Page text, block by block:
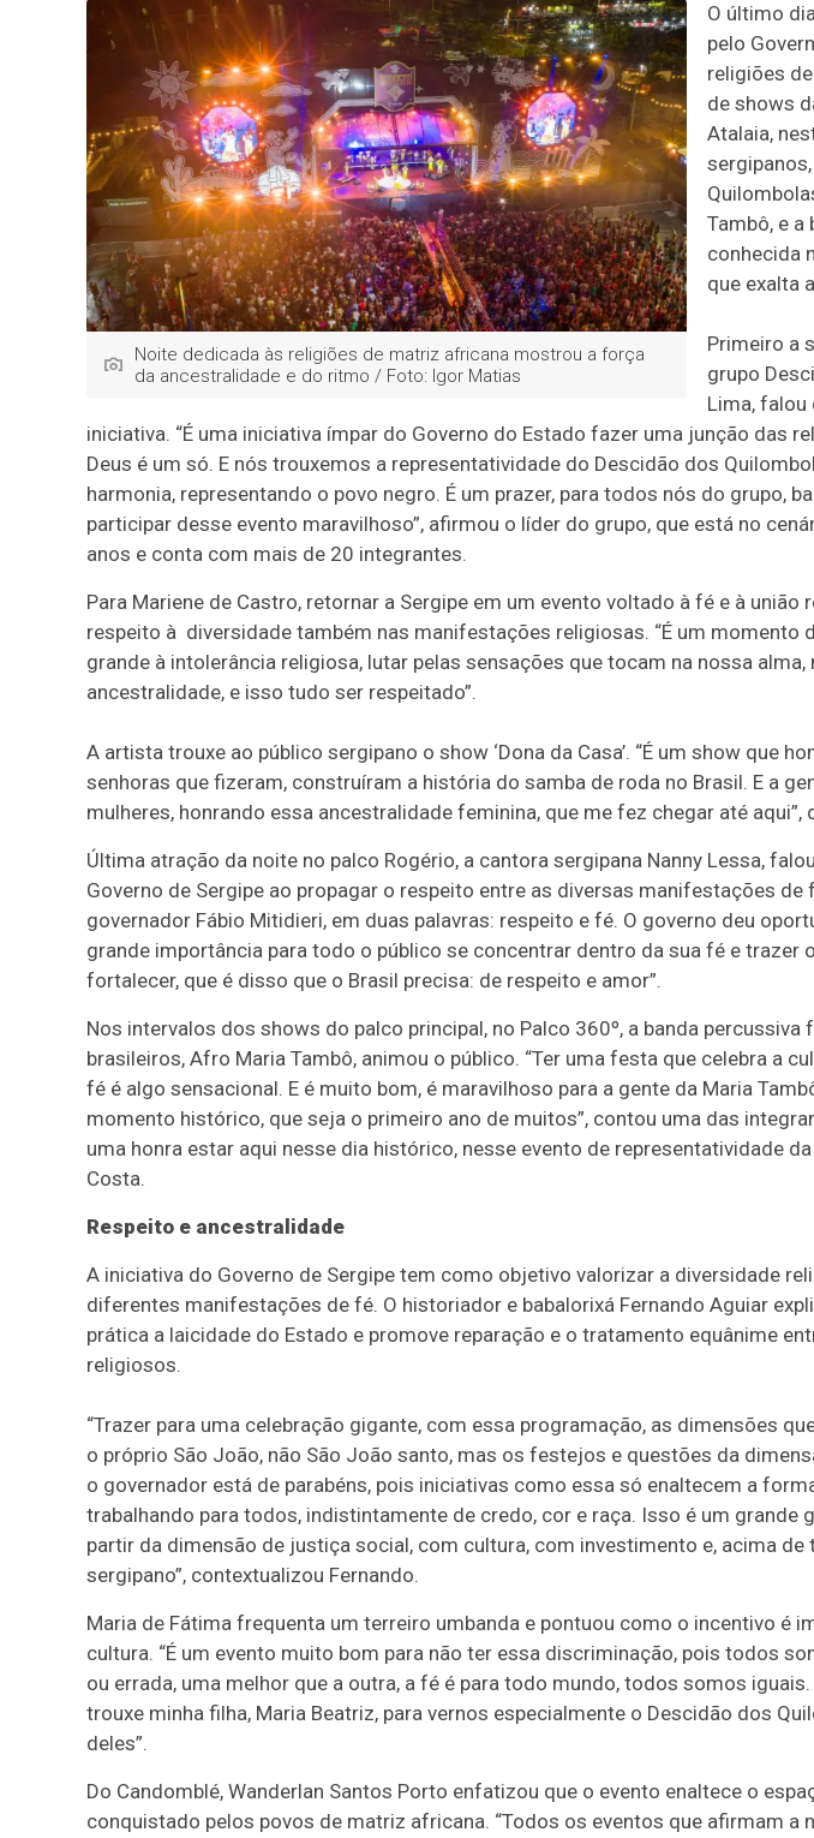
Noite dedicada às religiões de matriz africana mostrou a força
da ancestralidade e do ritmo / Foto: Igor Matias
O último
pelo
religiões
de shows
Atalaia,
Tambô, e a
conhecida
que exalta
Primeiro a
grupo
Lima,
iniciativa. “É uma iniciativa ímpar do Governo do Estado fazer uma junção das
Deus é um só. E nós trouxemos a representatividade do Descidão dos
harmonia, representando o povo negro. É um prazer, para todos nós do grupo,
participar desse evento maravilhoso”, afirmou o líder do grupo, que está no
anos e conta com mais de 20 integrantes.
Para Mariene de Castro, retornar a Sergipe em um evento voltado à fé e à união
respeito à diversidade também nas manifestações religiosas. “É um momento
grande à intolerância religiosa, lutar pelas sensações que tocam na nossa
ancestralidade, e isso tudo ser respeitado”.
A artista trouxe ao público sergipano o show ‘Dona da Casa’. “É um show que
senhoras que fizeram, construíram a história do samba de roda no Brasil. E a
mulheres, honrando essa ancestralidade feminina, que me fez chegar até aqui”,
Última atração da noite no palco Rogério, a cantora sergipana Nanny Lessa,
Governo de Sergipe ao propagar o respeito entre as diversas manifestações de
governador Fábio Mitidieri, em duas palavras: respeito e fé. O governo deu
grande importância para todo o público se concentrar dentro da sua fé e trazer
fortalecer, que é disso que o Brasil precisa: de respeito e amor”.
Nos intervalos dos shows do palco principal, no Palco 360º, a banda
brasileiros, Afro Maria Tambô, animou o público. “Ter uma festa que celebra a
fé é algo sensacional. E é muito bom, é maravilhoso para a gente da Maria
momento histórico, que seja o primeiro ano de muitos”, contou uma das
uma honra estar aqui nesse dia histórico, nesse evento de representatividade
Costa.
Respeito e ancestralidade
A iniciativa do Governo de Sergipe tem como objetivo valorizar a diversidade
diferentes manifestações de fé. O historiador e babalorixá Fernando Aguiar
prática a laicidade do Estado e promove reparação e o tratamento equânime
religiosos.
“Trazer para uma celebração gigante, com essa programação, as dimensões
o próprio São João, não São João santo, mas os festejos e questões da
o governador está de parabéns, pois iniciativas como essa só enaltecem a
trabalhando para todos, indistintamente de credo, cor e raça. Isso é um grande
partir da dimensão de justiça social, com cultura, com investimento e, acima de
sergipano”, contextualizou Fernando.
Maria de Fátima frequenta um terreiro umbanda e pontuou como o incentivo é
cultura. “É um evento muito bom para não ter essa discriminação, pois todos
ou errada, uma melhor que a outra, a fé é para todo mundo, todos somos
trouxe minha filha, Maria Beatriz, para vernos especialmente o Descidão dos
deles”.
Do Candomblé, Wanderlan Santos Porto enfatizou que o evento enaltece o
conquistado pelos povos de matriz africana. “Todos os eventos que afirmam a